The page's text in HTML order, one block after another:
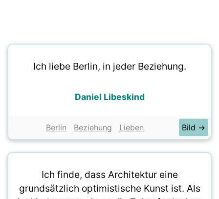
Ich liebe Berlin, in jeder Beziehung.
Daniel Libeskind
Berlin Beziehung Lieben Bild →
Ich finde, dass Architektur eine
grundsätzlich optimistische Kunst ist. Als